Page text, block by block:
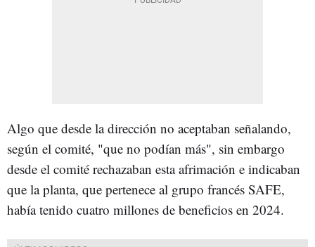
Algo que desde la dirección no aceptaban señalando,
según el comité, "que no podían más", sin embargo
desde el comité rechazaban esta afrimación e indicaban
que la planta, que pertenece al grupo francés SAFE,
había tenido cuatro millones de beneficios en 2024.